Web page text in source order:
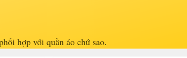
hợp với quần áo chứ sao.